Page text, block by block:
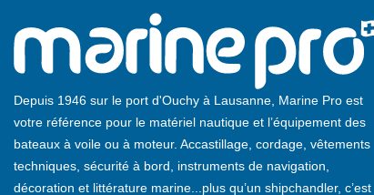
Depuis 1946 sur le port d'Ouchy à Lausanne, Marine Pro est
votre référence pour le matériel nautique et l’équipement des
bateaux à voile ou à moteur. Accastillage, cordage, vêtements
techniques, sécurité à bord, instruments de navigation,
décoration et littérature marine...plus qu’un shipchandler, c’est